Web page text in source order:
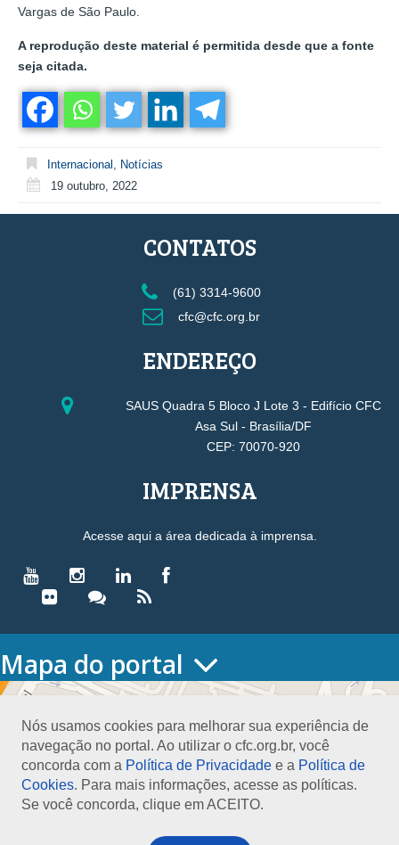
Vargas de São Paulo.
A reprodução deste material é permitida desde que a fonte
seja citada.
Internacional
Notícias
19 outubro, 2022
Nós usamos cookies para melhorar sua experiência de
navegação no portal. Ao utilizar o cfc.org.br, você
concorda com a Política de Privacidade e a Política de
Cookies. Para mais informações, acesse as políticas.
Se você concorda, clique em ACEITO.
CONTATOS
(61) 3314-9600
cfc@cfc.org.br
ENDEREÇO
SAUS Quadra 5 Bloco J Lote 3 - Edifício CFC
Asa Sul - Brasília/DF
CEP: 70070-920
IMPRENSA
Acesse aqui a área dedicada à imprensa.
Mapa do portal
HOME
Conselho Diretor
Nossa Sede
Planejamento
Organograma
Medalha João Lyra